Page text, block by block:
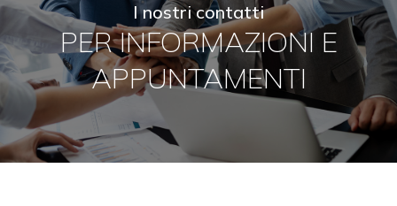
I nostri contatti
PER INFORMAZIONI E
APPUNTAMENTI